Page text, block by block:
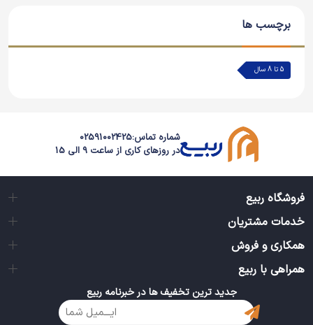
برچسب ها
5 تا 8 سال
شماره تماس:02591002425
در روزهای کاری از ساعت 9 الی 15
فروشگاه ربیع
خدمات مشتریان
همکاری و فروش
همراهی با ربیع
جدید ترین تخفیف ها در خبرنامه ربیع